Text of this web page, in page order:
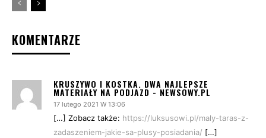
KOMENTARZE
KRUSZYWO I KOSTKA. DWA NAJLEPSZE
MATERIAŁY NA PODJAZD - NEWSOWY.PL
17 lutego 2021 W 13:06
[…] Zobacz także: https://luksusowi.pl/maly-taras-z-
zadaszeniem-jakie-sa-plusy-posiadania/ […]